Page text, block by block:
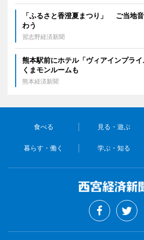
「ふるさと香澄夏まつり」 ご当地
わう
習志野経済新聞
熊本駅前にホテル「ヴィアインプラ
くまモンルームも
熊本経済新聞
食べる 見る・遊ぶ
暮らす・働く 学ぶ・知る